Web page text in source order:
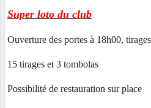
Super loto du club
Ouverture des portes à 18h00,
15 tirages et 3 tombolas
Possibilité de restauration sur place